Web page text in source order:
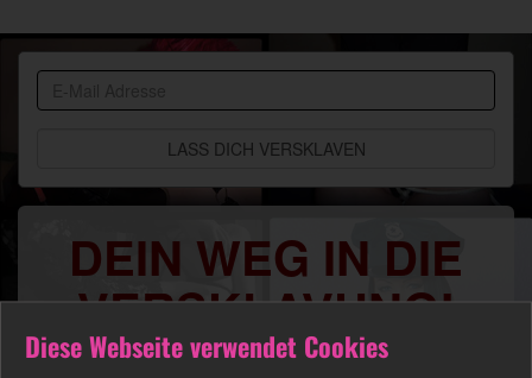
Diese Webseite verwendet Cookies
DEIN WEG IN DIE
VERSKLAVUNG!
Du sehnst Dich danach benutzt, manipuliert,